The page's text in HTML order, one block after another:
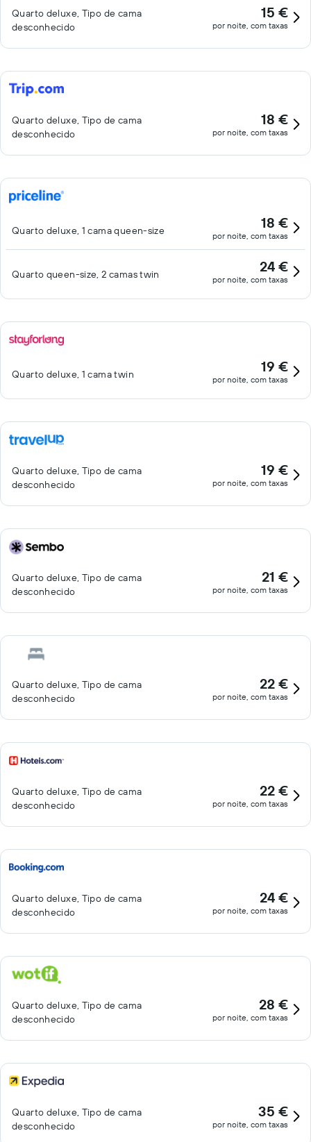
Quarto deluxe, Tipo de cama
desconhecido
15 €
por noite, com taxas
Quarto deluxe, Tipo de cama
desconhecido
18 €
por noite, com taxas
Quarto deluxe, 1 cama queen-size 18 €
por noite, com taxas
Quarto queen-size, 2 camas twin 24 €
por noite, com taxas
Quarto deluxe, 1 cama twin 19 €
por noite, com taxas
Quarto deluxe, Tipo de cama
desconhecido
19 €
por noite, com taxas
Quarto deluxe, Tipo de cama
desconhecido
21 €
por noite, com taxas
Quarto deluxe, Tipo de cama
desconhecido
22 €
por noite, com taxas
Quarto deluxe, Tipo de cama
desconhecido
22 €
por noite, com taxas
Quarto deluxe, Tipo de cama
desconhecido
24 €
por noite, com taxas
Quarto deluxe, Tipo de cama
desconhecido
28 €
por noite, com taxas
Quarto deluxe, Tipo de cama
desconhecido
35 €
por noite, com taxas